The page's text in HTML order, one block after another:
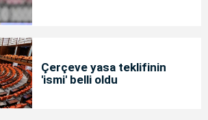
Çerçeve yasa teklifinin
'ismi' belli oldu